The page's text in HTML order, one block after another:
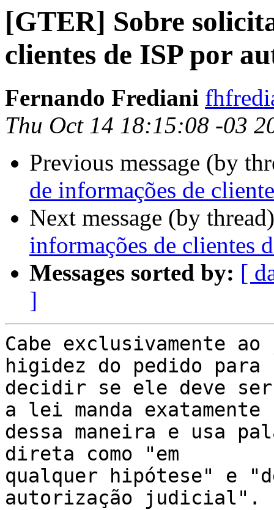
[GTER] Sobre
clientes de ISP por
Fernando Frediani
Thu Oct 14 18:15:08 -03
Previous message (by
de informações de
Next message (by
informações de clientes
Messages sorted by: [
]
Cabe exclusivamente
higidez do pedido para
decidir se ele deve
a lei manda exatamente
dessa maneira e usa
direta como "em
qualquer hipótese" e
autorização judicial".